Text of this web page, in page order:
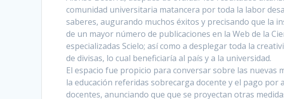
comunidad universitaria matancera por toda la labor
saberes, augurando muchos éxitos y precisando que la
de un mayor número de publicaciones en la Web de la
especializadas Scielo; así como a desplegar toda la
de divisas, lo cual beneficiaría al país y a la universidad.
El espacio fue propicio para conversar sobre las nuevas
la educación referidas sobrecarga docente y el pago
docentes, anunciando que que se proyectan otras